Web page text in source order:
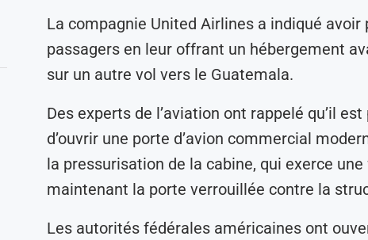
La compagnie United Airlines a indiqué avoir
passagers en leur offrant un hébergement
sur un autre vol vers le Guatemala.
Des experts de l’aviation ont rappelé qu’il
d’ouvrir une porte d’avion commercial
la pressurisation de la cabine, qui exerce
maintenant la porte verrouillée contre la
Les autorités fédérales américaines ont